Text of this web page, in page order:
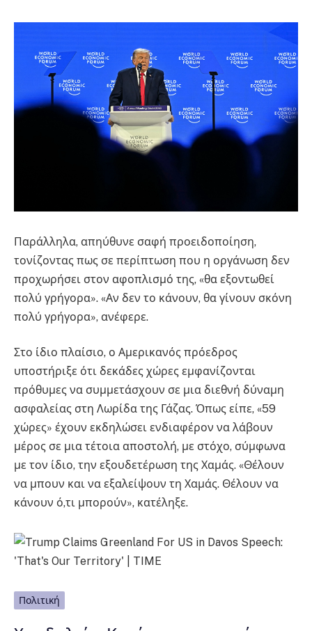
Παράλληλα, απηύθυνε σαφή προειδοποίηση,
τονίζοντας πως σε περίπτωση που η οργάνωση δεν
προχωρήσει στον αφοπλισμό της, «θα εξοντωθεί
πολύ γρήγορα». «Αν δεν το κάνουν, θα γίνουν σκόνη
πολύ γρήγορα», ανέφερε.
Στο ίδιο πλαίσιο, ο Αμερικανός πρόεδρος
υποστήριξε ότι δεκάδες χώρες εμφανίζονται
πρόθυμες να συμμετάσχουν σε μια διεθνή δύναμη
ασφαλείας στη Λωρίδα της Γάζας. Όπως είπε, «59
χώρες» έχουν εκδηλώσει ενδιαφέρον να λάβουν
μέρος σε μια τέτοια αποστολή, με στόχο, σύμφωνα
με τον ίδιο, την εξουδετέρωση της Χαμάς. «Θέλουν
να μπουν και να εξαλείψουν τη Χαμάς. Θέλουν να
κάνουν ό,τι μπορούν», κατέληξε.
Πολιτική